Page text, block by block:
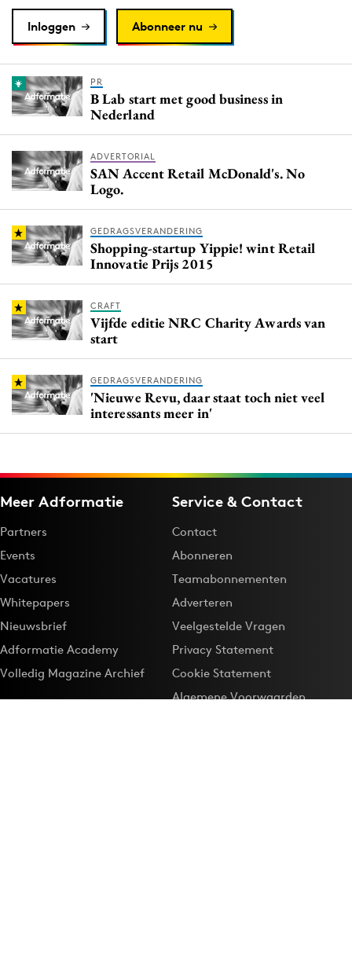
Purpose Marketing
Reputatie & crisis
Inloggen Abonneer nu
PR
B Lab start met good business in
Nederland
ADVERTORIAL
SAN Accent Retail McDonald's. No
Logo.
GEDRAGSVERANDERING
Shopping-startup Yippie! wint Retail
Innovatie Prijs 2015
CRAFT
Vijfde editie NRC Charity Awards van
start
GEDRAGSVERANDERING
'Nieuwe Revu, daar staat toch niet veel
interessants meer in'
Meer Adformatie
Partners
Events
Vacatures
Whitepapers
Nieuwsbrief
Adformatie Academy
Volledig Magazine Archief
Service & Contact
Contact
Abonneren
Teamabonnementen
Adverteren
Veelgestelde Vragen
Privacy Statement
Cookie Statement
Algemene Voorwaarden